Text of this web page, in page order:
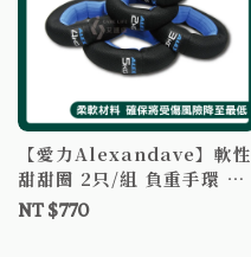
【愛力Alexandave】軟性
甜甜圈 2只/組 負重手環 銀
髮健身 甜甜圈沙包 負重訓
NT $770